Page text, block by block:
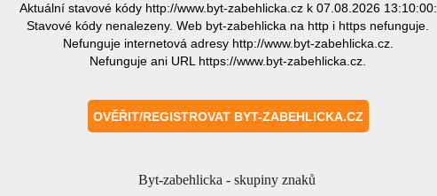
Aktuální stavové kódy http://www.byt-zabehlicka.cz k 07.08.2026 13:10:00:
Stavové kódy nenalezeny. Web byt-zabehlicka na http i https nefunguje.
Nefunguje internetová adresy http://www.byt-zabehlicka.cz.
Nefunguje ani URL https://www.byt-zabehlicka.cz.
Byt-zabehlicka - skupiny znaků